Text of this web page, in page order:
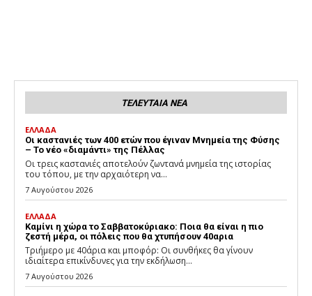
ΤΕΛΕΥΤΑΙΑ ΝΕΑ
ΕΛΛΑΔΑ
Οι καστανιές των 400 ετών που έγιναν Μνημεία της Φύσης
– Το νέο «διαμάντι» της Πέλλας
Οι τρεις καστανιές αποτελούν ζωντανά μνημεία της ιστορίας
του τόπου, με την αρχαιότερη να...
7 Αυγούστου 2026
ΕΛΛΑΔΑ
Καμίνι η χώρα το Σαββατοκύριακο: Ποια θα είναι η πιο
ζεστή μέρα, οι πόλεις που θα χτυπήσουν 40αρια
Τριήμερο με 40άρια και μποφόρ: Οι συνθήκες θα γίνουν
ιδιαίτερα επικίνδυνες για την εκδήλωση...
7 Αυγούστου 2026